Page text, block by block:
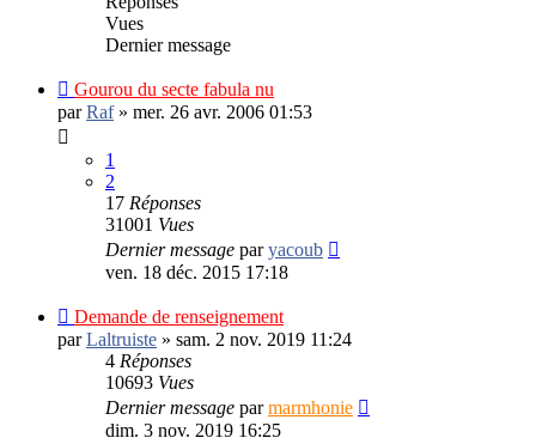
Vues
Dernier message
Gourou du secte fabula nu
parRaf» mer. 26 avr. 2006 01:53
1
2
17 Réponses
31001 Vues
Dernier message paryacoub
ven. 18 déc. 2015 17:18
Demande de renseignement
parLaltruiste » sam. 2 nov. 2019 11:24
4 Réponses
10693 Vues
Dernier message parmarmhonie
dim. 3 nov. 2019 16:25